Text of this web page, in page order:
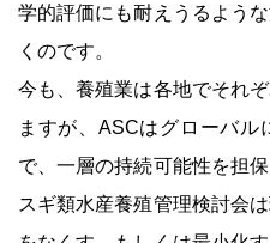
学的評価にも耐えうるよう
くのです。
今も、養殖業は各地でそれ
ますが、ASCはグローバル
で、一層の持続可能性を担
スギ類水産養殖管理検討会